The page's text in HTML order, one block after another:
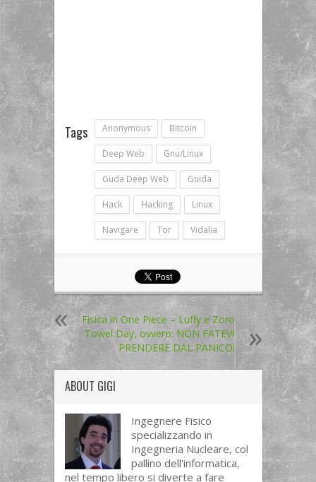
Tags Anonymous Bitcoin
Deep Web Gnu/linux
Guda Deep Web Guida
Hack Hacking Linux
Navigare Tor Vidalia
Fisica in One Piece – Luffy e Zoro
Towel Day, ovvero: NON FATEVI
PRENDERE DAL PANICO!
ABOUT GIGI
Ingegnere Fisico
specializzando in
Ingegneria Nucleare, col
pallino dell'informatica,
nel tempo libero si diverte a fare